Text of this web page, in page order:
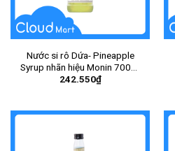
Nước si rô Dứa- Pineapple
Syrup nhãn hiệu Monin 700ml
– Chai
242.550₫